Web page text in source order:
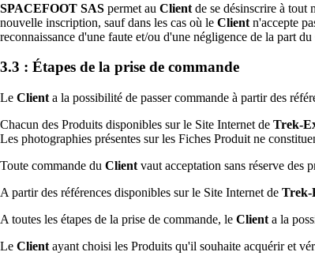
SPACEFOOT SAS permet au Client de se désinscrire à tout
nouvelle inscription, sauf dans les cas où le Client n'accepte
reconnaissance d'une faute et/ou d'une négligence de la part du
3.3 : Étapes de la prise de commande
Le Client a la possibilité de passer commande à partir des
Chacun des Produits disponibles sur le Site Internet de Trek-
Les photographies présentes sur les Fiches Produit ne
Toute commande du Client vaut acceptation sans réserve des
A partir des références disponibles sur le Site Internet de Trek-
A toutes les étapes de la prise de commande, le Client a la
Le Client ayant choisi les Produits qu'il souhaite acquérir et